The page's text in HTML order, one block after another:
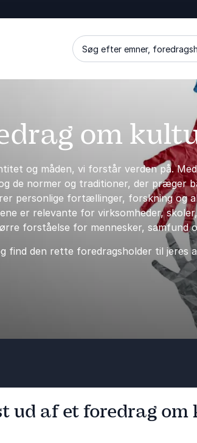
Søg efter emner,
om
og måden, vi forstår verden på.
de normer og traditioner, der præger
personlige fortællinger, forskning og
er relevante for virksomheder,
forståelse for mennesker, samfund
find den rette foredragsholder til jeres
ud af et foredrag om